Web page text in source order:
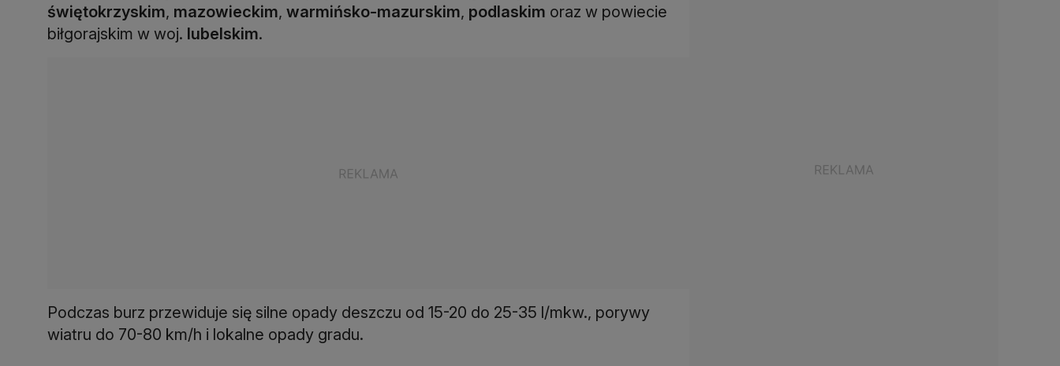
świętokrzyskim, mazowieckim, warmińsko-mazurskim, podlaskim oraz w powiecie
biłgorajskim w woj. lubelskim.
Podczas burz przewiduje się silne opady deszczu od 15-20 do 25-35 l/mkw., porywy
wiatru do 70-80 km/h i lokalne opady gradu.